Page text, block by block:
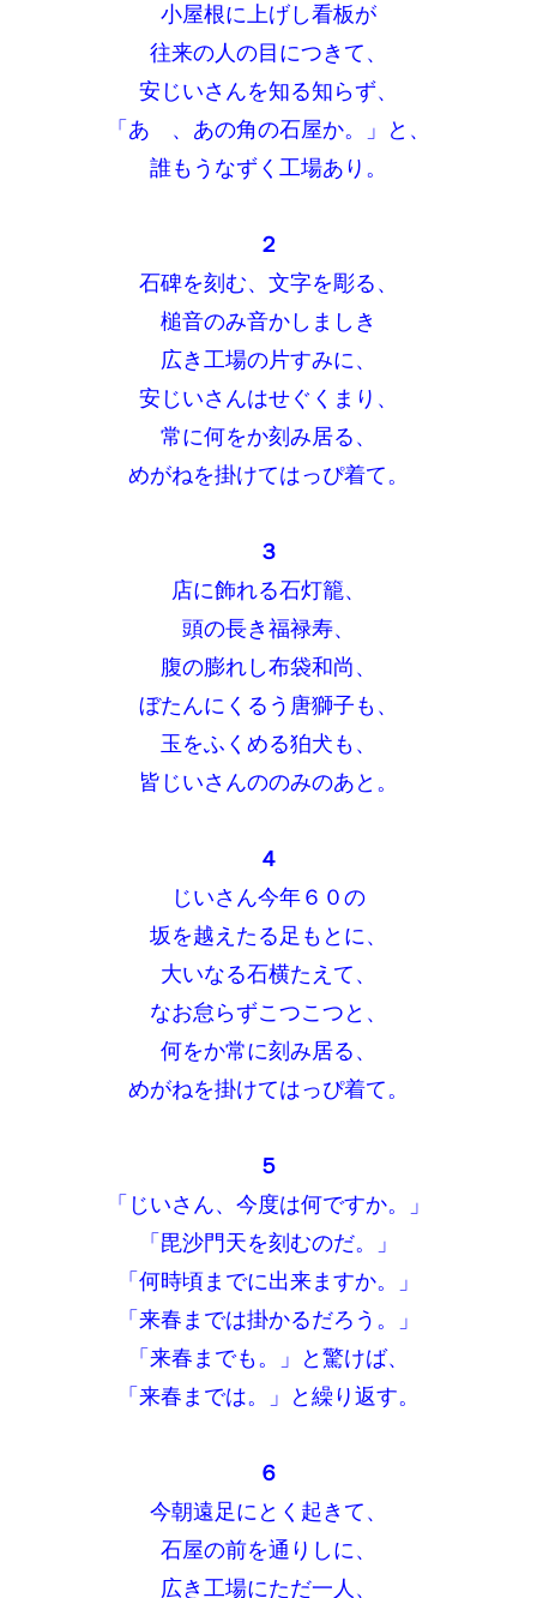
小屋根に上げし看板が
往来の人の目につきて、
安じいさんを知る知らず、
「あゝ、あの角の石屋か。」と、
誰もうなずく工場あり。
２
石碑を刻む、文字を彫る、
槌音のみ音かしましき
広き工場の片すみに、
安じいさんはせぐくまり、
常に何をか刻み居る、
めがねを掛けてはっぴ着て。
３
店に飾れる石灯籠、
頭の長き福禄寿、
腹の膨れし布袋和尚、
ぼたんにくるう唐獅子も、
玉をふくめる狛犬も、
皆じいさんののみのあと。
４
じいさん今年６０の
坂を越えたる足もとに、
大いなる石横たえて、
なお怠らずこつこつと、
何をか常に刻み居る、
めがねを掛けてはっぴ着て。
５
「じいさん、今度は何ですか。」
「毘沙門天を刻むのだ。」
「何時頃までに出来ますか。」
「来春までは掛かるだろう。」
「来春までも。」と驚けば、
「来春までは。」と繰り返す。
６
今朝遠足にとく起きて、
石屋の前を通りしに、
広き工場にただ一人、